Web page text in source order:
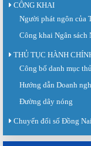
CÔNG KHAI
Người phát ngôn của
Công khai Ngân sách
THỦ TỤC HÀNH
Công bố danh mục
Hướng dẫn Doanh
Đường dây nóng
Chuyển đổi số Đồng
Sàn giao dịch việc làm
Sáng ngày 03/8/2026,
Báo cáo kết quả tổ chức
tháng 08 năm 2026.